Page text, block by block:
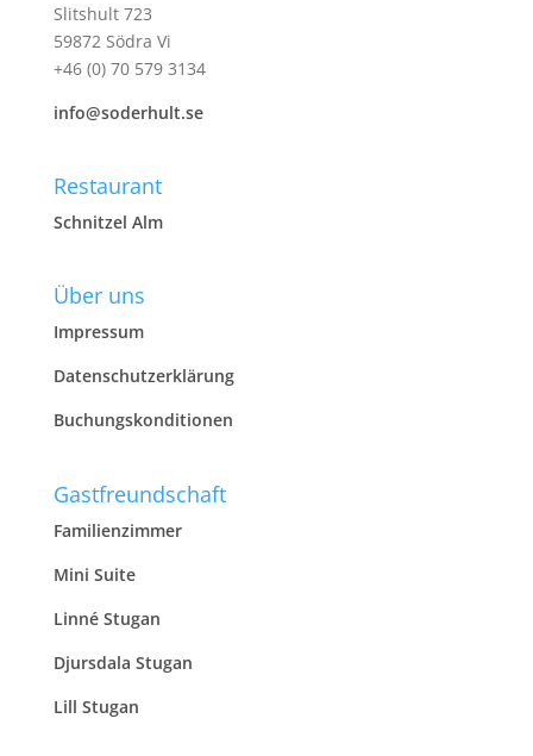
Slitshult 723
59872 Södra Vi
+46 (0) 70 579 3134
info@soderhult.se
Restaurant
Schnitzel Alm
Über uns
Impressum
Datenschutzerklärung
Buchungskonditionen
Gastfreundschaft
Familienzimmer
Mini Suite
Linné Stugan
Djursdala Stugan
Lill Stugan